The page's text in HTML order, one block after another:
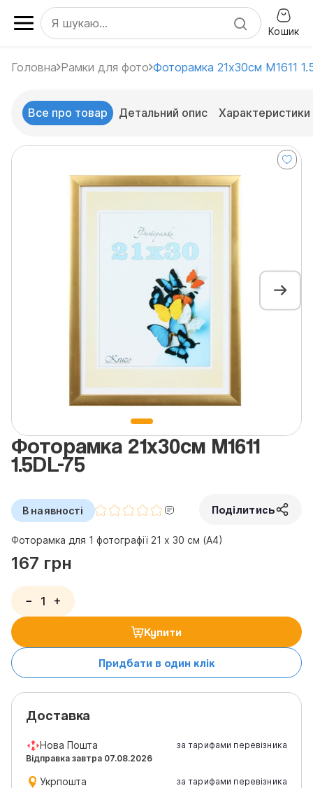
Кошик
Головна Рамки для фото Фоторамка 21x30см M1611
Все про товар Детальний опис Характеристики
Фоторамка 21x30см M1611
1.5DL-75
В наявності Поділитись
Фоторамка для 1 фотографії 21 х 30 см (А4)
167 грн
− +
Купити
Придбати в один клік
Доставка
Нова Пошта
Відправка завтра 07.08.2026
за тарифами перевізника
Укрпошта за тарифами перевізника